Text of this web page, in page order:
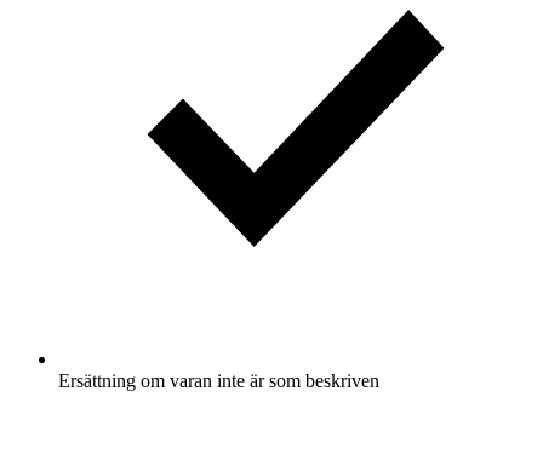
Ersättning om varan inte är som beskriven